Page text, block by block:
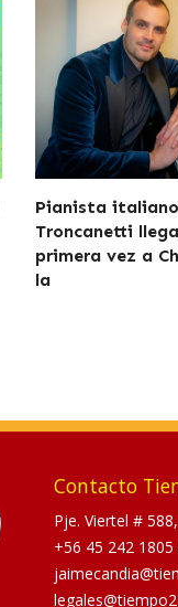
Pianista
Troncanetti
primera vez a
la
Contacto
Pje. Viertel #
+56 45 242 1805